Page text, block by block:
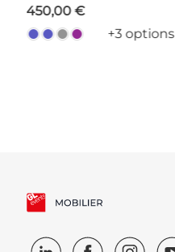
450,00 €
+3 options